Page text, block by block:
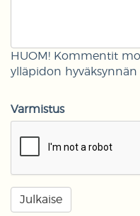
HUOM! Kommentit
ylläpidon hyväksynnän
Varmistus